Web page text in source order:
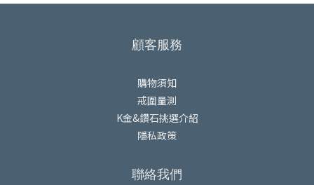
顧客服務
購物須知
戒圍量測
K金&鑽石挑選介紹
隱私政策
聯絡我們